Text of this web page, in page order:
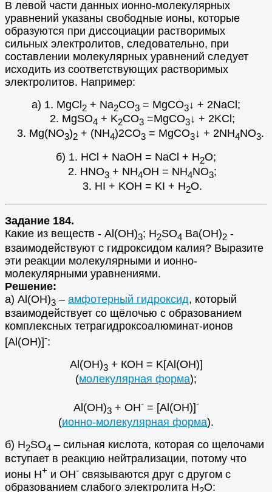
В левой части данных ионно-молекулярных
уравнений указаны свободные ионы, которые
образуются при диссоциации растворимых
сильных электролитов, следовательно, при
составлении молекулярных уравнений следует
исходить из соответствующих растворимых
электролитов. Например:
а) 1. MgCl2 + Na2CO3 = MgCO3↓ + 2NaCl;
2. MgSO4 + K2CO3=MgCO3↓ + 2KCl;
3. Mg(NO3)2 + (NH4)2CO3 = MgCO3↓ + 2NH4NO3.
б) 1. HCl + NaOH = NaCl + H2O;
2. HNO3+ NH4OH = NH4NO3;
3. HI + KOH = KI + H2O.
Задание 184.
Какие из веществ - Аl(ОН)3; Н2SO4 Ва(ОН)2 -
взаимодействуют с гидроксидом калия? Выразите
эти реакции молекулярными и ионно-
молекулярными уравнениями.
Решение:
а) Аl(ОН)3 – амфотерный гидроксид, который
взаимодействует со щёлочью с образованием
комплексных тетрагидроксоалюминат-ионов
[Al(OH)]-:
Аl(ОН)3+ КОН = K[Al(OH)]
(молекулярная форма);
Аl(ОН)3+ OH-= [Al(OH)]-
(ионно-молекулярная форма).
б) Н2SO4 – сильная кислота, которая со щелочами
вступает в реакцию нейтрализации, потому что
ионы Н+ и ОН- связываются друг с другом с
образованием слабого электролита Н О: